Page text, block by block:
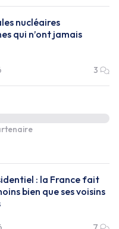
nucléaires
qui n’ont jamais
3
: la France fait
bien que ses voisins